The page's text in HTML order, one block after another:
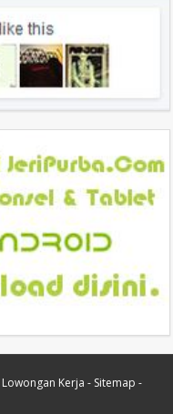
Lowongan Kerja - Sitemap -